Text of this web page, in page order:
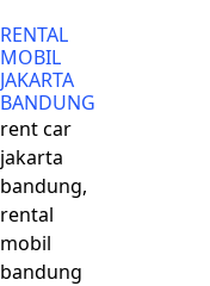
RENTAL
MOBIL
JAKARTA
BANDUNG
rent car
jakarta
bandung,
rental
mobil
bandung